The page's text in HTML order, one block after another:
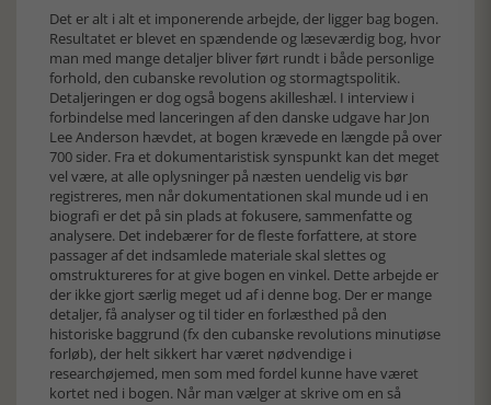
Det er alt i alt et imponerende arbejde, der ligger bag bogen.
Resultatet er blevet en spændende og læseværdig bog, hvor
man med mange detaljer bliver ført rundt i både personlige
forhold, den cubanske revolution og stormagtspolitik.
Detaljeringen er dog også bogens akilleshæl. I interview i
forbindelse med lanceringen af den danske udgave har Jon
Lee Anderson hævdet, at bogen krævede en længde på over
700 sider. Fra et dokumentaristisk synspunkt kan det meget
vel være, at alle oplysninger på næsten uendelig vis bør
registreres, men når dokumentationen skal munde ud i en
biografi er det på sin plads at fokusere, sammenfatte og
analysere. Det indebærer for de fleste forfattere, at store
passager af det indsamlede materiale skal slettes og
omstruktureres for at give bogen en vinkel. Dette arbejde er
der ikke gjort særlig meget ud af i denne bog. Der er mange
detaljer, få analyser og til tider en forlæsthed på den
historiske baggrund (fx den cubanske revolutions minutiøse
forløb), der helt sikkert har været nødvendige i
researchøjemed, men som med fordel kunne have været
kortet ned i bogen. Når man vælger at skrive om en så